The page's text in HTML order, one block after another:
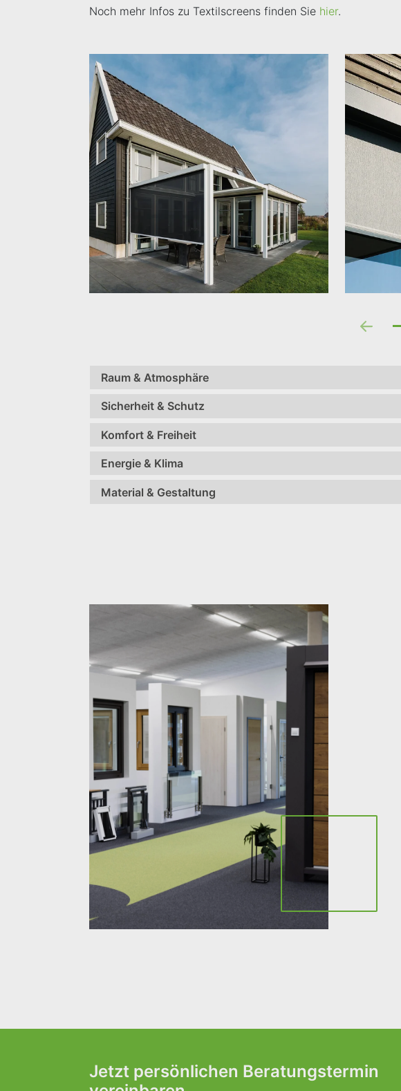
Noch mehr Infos zu Textilscreens finden Sie hier.
Raum & Atmosphäre
Sicherheit & Schutz
Komfort & Freiheit
Energie & Klima
Material & Gestaltung
Jetzt persönlichen Beratungstermin